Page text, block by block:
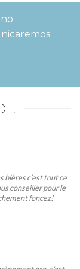
bières c’est tout ce
conseiller pour le
foncez!